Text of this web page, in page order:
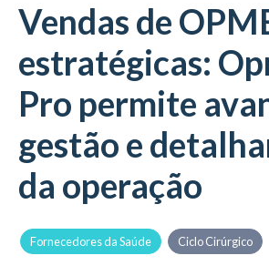
Vendas de
estratégicas:
Pro permite
gestão e
da operação
Fornecedores da Saúde Ciclo Cirúrgico